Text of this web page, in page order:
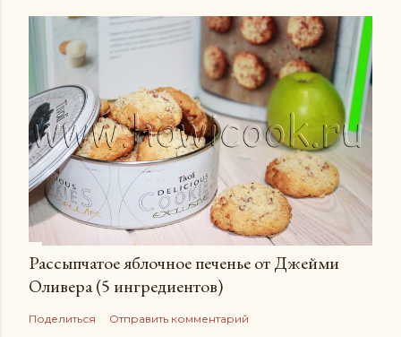
Рассыпчатое яблочное печенье от Джейми
Оливера (5 ингредиентов)
Поделиться Отправить комментарий